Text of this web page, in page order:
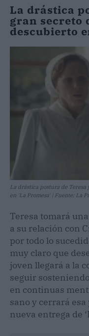
La drástica
gran secreto
descubierto
La drástica postura de
en 'La Promesa' | Fuente: La
Teresa tomará
a su relación con
por todo lo
muy claro que
joven llegará a la
seguir
en continuas
sano y cerrará
nueva entrega de